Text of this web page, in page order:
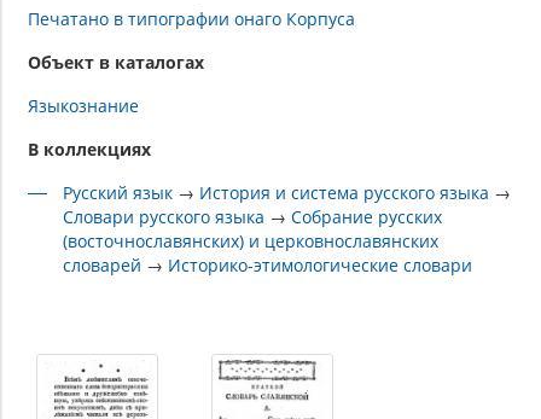
Печатано в типографии онаго Корпуса
Объект в каталогах
Языкознание
В коллекциях
Русский язык → История и система русского языка →
Словари русского языка →Собрание русских
(восточнославянских) и церковнославянских
словарей → Историко-этимологические словари